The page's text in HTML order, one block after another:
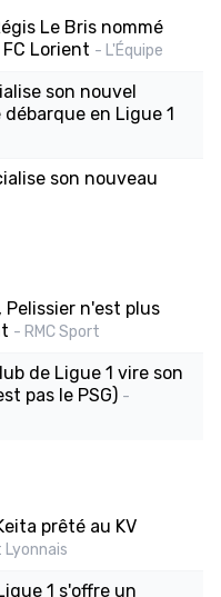
Le Bris nommé
Lorient - L'Équipe
son nouvel
en Ligue 1
son nouveau
n'est plus
- RMC Sport
de Ligue 1 vire son
pas le PSG) -
prêté au KV
1 s'offre un